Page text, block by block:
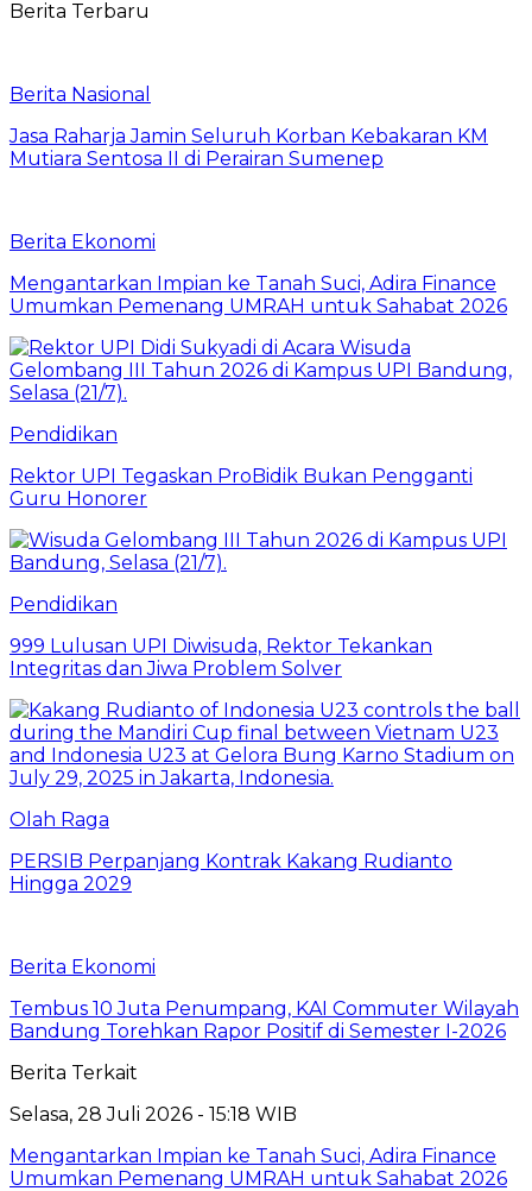
Berita Terbaru
Berita Nasional
Jasa Raharja Jamin Seluruh Korban Kebakaran KM
Mutiara Sentosa II di Perairan Sumenep
Berita Ekonomi
Mengantarkan Impian ke Tanah Suci, Adira Finance
Umumkan Pemenang UMRAH untuk Sahabat 2026
Pendidikan
Rektor UPI Tegaskan ProBidik Bukan Pengganti
Guru Honorer
Pendidikan
999 Lulusan UPI Diwisuda, Rektor Tekankan
Integritas dan Jiwa Problem Solver
Olah Raga
PERSIB Perpanjang Kontrak Kakang Rudianto
Hingga 2029
Berita Ekonomi
Tembus 10 Juta Penumpang, KAI Commuter Wilayah
Bandung Torehkan Rapor Positif di Semester I-2026
Berita Terkait
Selasa, 28 Juli 2026 - 15:18 WIB
Mengantarkan Impian ke Tanah Suci, Adira Finance
Umumkan Pemenang UMRAH untuk Sahabat 2026